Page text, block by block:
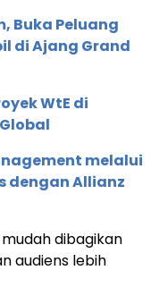
Buka Peluang
di Ajang Grand
WtE di
melalui
dengan Allianz
dibagikan
audiens lebih